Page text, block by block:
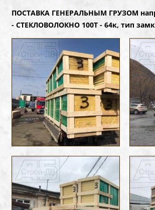
ПОСТАВКА ГЕНЕРАЛЬНЫМ ГРУЗОМ
- СТЕКЛОВОЛОКНО 100Т - 64к, тип